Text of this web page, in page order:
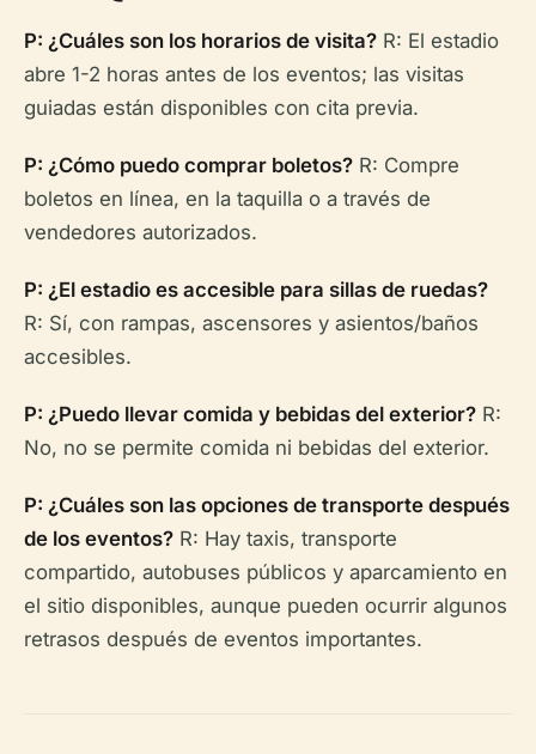
P: ¿Cuáles son los horarios de visita? R: El estadio
abre 1-2 horas antes de los eventos; las visitas
guiadas están disponibles con cita previa.
P: ¿Cómo puedo comprar boletos? R: Compre
boletos en línea, en la taquilla o a través de
vendedores autorizados.
P: ¿El estadio es accesible para sillas de ruedas?
R: Sí, con rampas, ascensores y asientos/baños
accesibles.
P: ¿Puedo llevar comida y bebidas del exterior? R:
No, no se permite comida ni bebidas del exterior.
P: ¿Cuáles son las opciones de transporte después
de los eventos? R: Hay taxis, transporte
compartido, autobuses públicos y aparcamiento en
el sitio disponibles, aunque pueden ocurrir algunos
retrasos después de eventos importantes.